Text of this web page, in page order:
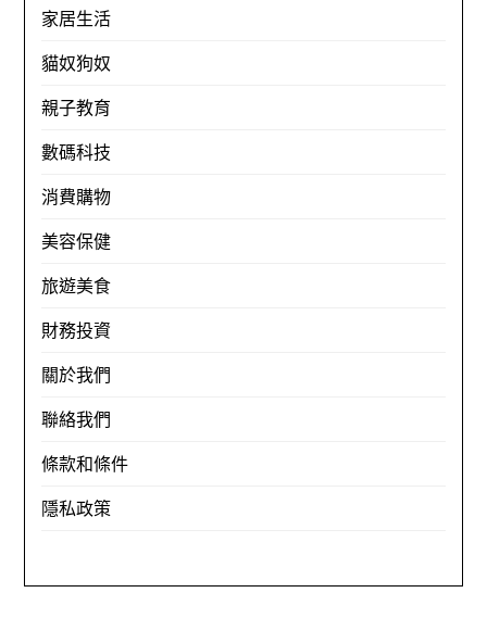
家居生活
貓奴狗奴
親子教育
數碼科技
消費購物
美容保健
旅遊美食
財務投資
關於我們
聯絡我們
條款和條件
隱私政策